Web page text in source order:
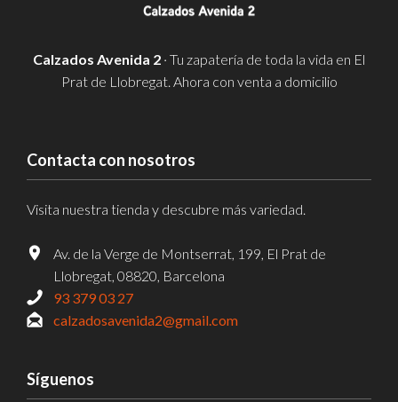
Calzados Avenida 2 · Tu zapatería de toda la vida en El
Prat de Llobregat. Ahora con venta a domicilio
Contacta con nosotros
Visita nuestra tienda y descubre más variedad.
Av. de la Verge de Montserrat, 199, El Prat de
Llobregat, 08820, Barcelona
93 379 03 27
calzadosavenida2@gmail.com
Síguenos